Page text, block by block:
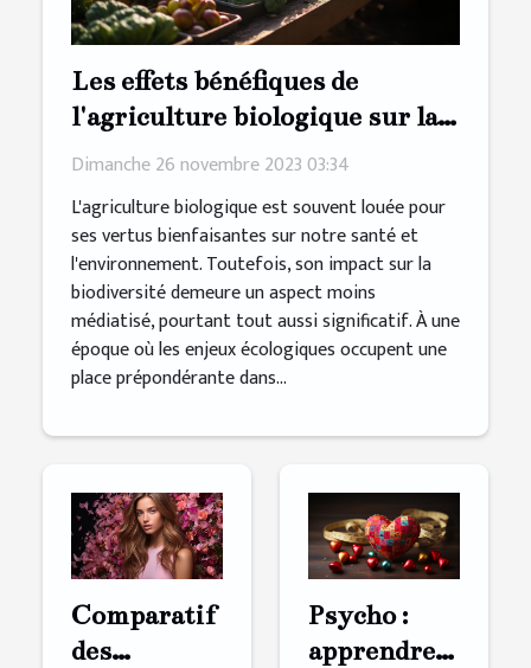
Les effets bénéfiques de
l'agriculture biologique sur la
préservation de la biodiversité
Dimanche 26 novembre 2023 03:34
L'agriculture biologique est souvent louée pour
ses vertus bienfaisantes sur notre santé et
l'environnement. Toutefois, son impact sur la
biodiversité demeure un aspect moins
médiatisé, pourtant tout aussi significatif. À une
époque où les enjeux écologiques occupent une
place prépondérante dans...
Comparatif
des
Psycho :
apprendre à